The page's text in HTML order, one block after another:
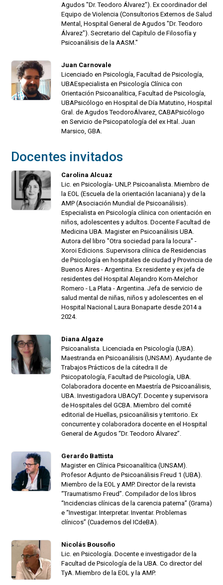
Agudos "Dr. Teodoro Álvarez"). Ex coordinador del
Equipo de Violencia (Consultorios Externos de Salud
Mental, Hospital General de Agudos "Dr. Teodoro
Álvarez"). Secretario del Capítulo de Filosofía y
Psicoanálisis de la AASM."
Juan Carnovale
Licenciado en Psicología, Facultad de Psicología,
UBAEspecialista en Psicología Clínica con
Orientación Psicoanalítica, Facultad de Psicología,
UBAPsicólogo en Hospital de Día Matutino, Hospital
Gral. de Agudos TeodoroÁlvarez, CABAPsicólogo
en Servicio de Psicopatología del ex Htal. Juan
Marsico, GBA.
Docentes invitados
Carolina Alcuaz
Lic. en Psicología- UNLP. Psicoanalista. Miembro de
la EOL (Escuela de la orientación lacaniana) y de la
AMP (Asociación Mundial de Psicoanálisis).
Especialista en Psicología clínica con orientación en
niños, adolescentes y adultos. Docente Facultad de
Medicina UBA. Magister en Psicoanálisis UBA.
Autora del libro "Otra sociedad para la locura" -
Xoroi Edicions. Supervisora clínica de Residencias
de Psicología en hospitales de ciudad y Provincia de
Buenos Aires - Argentina. Ex residente y ex jefa de
residentes del Hospital Alejandro Korn-Melchor
Romero - La Plata - Argentina. Jefa de servicio de
salud mental de niñas, niños y adolescentes en el
Hospital Nacional Laura Bonaparte desde 2014 a
2024.
Diana Algaze
Psicoanalista. Licenciada en Psicología (UBA).
Maestranda en Psicoanálisis (UNSAM). Ayudante de
Trabajos Prácticos de la cátedra II de
Psicopatología, Facultad de Psicología, UBA.
Colaboradora docente en Maestría de Psicoanálisis,
UBA. Investigadora UBACyT. Docente y supervisora
de Hospitales del GCBA. Miembro del comité
editorial de Huellas, psicoanálisis y territorio. Ex
concurrente y colaboradora docente en el Hospital
General de Agudos “Dr. Teodoro Álvarez”.
Gerardo Battista
Magister en Clínica Psicoanalítica (UNSAM).
Profesor Adjunto de Psicoanálisis Freud 1 (UBA).
Miembro de la EOL y AMP. Director de la revista
“Traumatismo Freud”. Compilador de los libros
“Incidencias clínicas de la carencia paterna” (Grama)
e “Investigar. Interpretar. Inventar. Problemas
clínicos” (Cuadernos del ICdeBA).
Nicolás Bousoño
Lic. en Psicología. Docente e investigador de la
Facultad de Psicología de la UBA. Co director del
TyA. Miembro de la EOL y la AMP.